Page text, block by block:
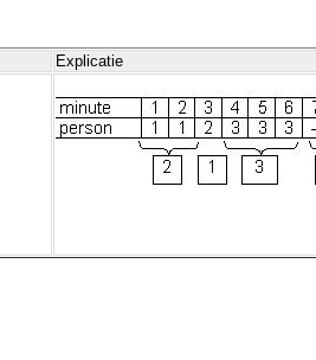
Explicatie